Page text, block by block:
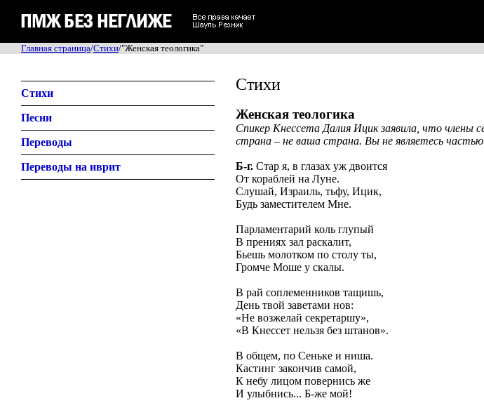
Главная страница/Стихи/"Женская теологика"
Стихи
Песни
Переводы
Переводы на иврит
Стихи
Женская теологика
Спикер Кнессета Далия Ицик заявила, что члены
страна – не ваша страна. Вы не являетесь частью
Б-г. Стар я, в глазах уж двоится
От кораблей на Луне.
Слушай, Израиль, тьфу, Ицик,
Будь заместителем Мне.
Парламентарий коль глупый
В прениях зал раскалит,
Бьешь молотком по столу ты,
Громче Моше у скалы.
В рай соплеменников тащишь,
День твой заветами нов:
«Не возжелай секретаршу»,
«В Кнессет нельзя без штанов».
В общем, по Сеньке и ниша.
Кастинг закончив самой,
К небу лицом повернись же
И улыбнись... Б-же мой!